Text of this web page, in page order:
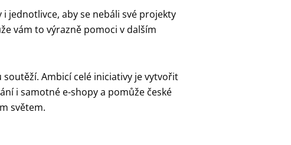
jednotlivce, aby se nebáli své projekty
vám to výrazně pomoci v dalším
Ambicí celé iniciativy je vytvořit
i samotné e-shopy a pomůže české
světem.